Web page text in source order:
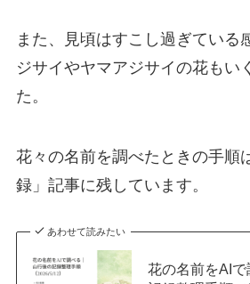
また、見頃はすこし過ぎている
ジサイやヤマアジサイの花もい
た。
花々の名前を調べたときの手順
録」記事に残しています。
あわせて読みたい
花の名前をAI